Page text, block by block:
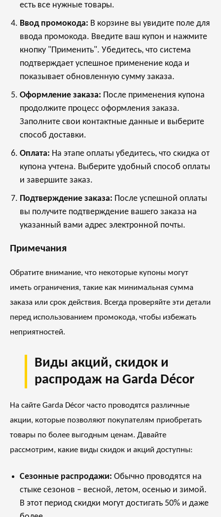
есть все нужные товары.
Ввод промокода: В корзине вы увидите поле для
ввода промокода. Введите ваш купон и нажмите
кнопку "Применить". Убедитесь, что система
подтверждает успешное применение кода и
показывает обновленную сумму заказа.
Оформление заказа: После применения купона
продолжите процесс оформления заказа.
Заполните свои контактные данные и выберите
способ доставки.
Оплата: На этапе оплаты убедитесь, что скидка от
купона учтена. Выберите удобный способ оплаты
и завершите заказ.
Подтверждение заказа: После успешной оплаты
вы получите подтверждение вашего заказа на
указанный вами адрес электронной почты.
Примечания
Обратите внимание, что некоторые купоны могут
иметь ограничения, такие как минимальная сумма
заказа или срок действия. Всегда проверяйте эти детали
перед использованием промокода, чтобы избежать
неприятностей.
Виды акций, скидок и
распродаж на Garda Décor
На сайте Garda Décor часто проводятся различные
акции, которые позволяют покупателям приобретать
товары по более выгодным ценам. Давайте
рассмотрим, какие виды скидок и акций доступны:
Сезонные распродажи: Обычно проводятся на
стыке сезонов – весной, летом, осенью и зимой.
В этот период скидки могут достигать 50% и даже